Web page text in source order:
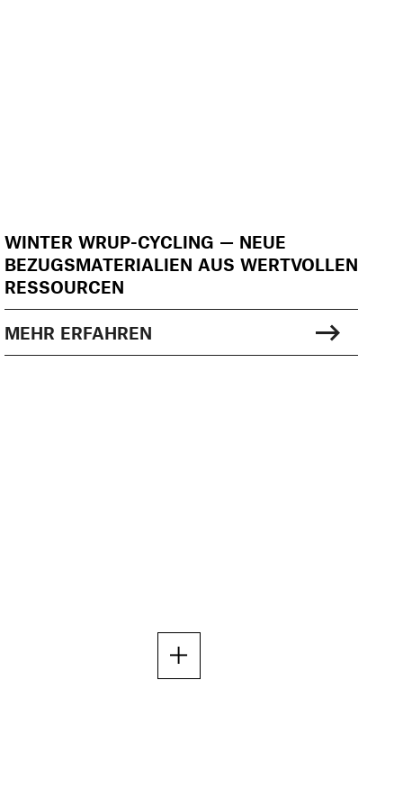
WINTER WRUP-CYCLING — NEUE
BEZUGSMATERIALIEN AUS WERTVOLLEN
RESSOURCEN
MEHR ERFAHREN